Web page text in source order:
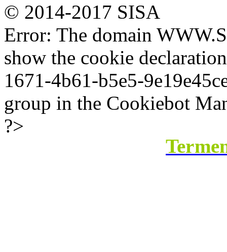
© 2014-2017 SISA
Error: The domain
show the cookie
1671-4b61-b5e5-
group in the Cookiebot
?>